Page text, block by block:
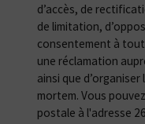
d’accès, de
de limitation,
consentement à
une réclamation
ainsi que
mortem. Vous
postale à l'adresse